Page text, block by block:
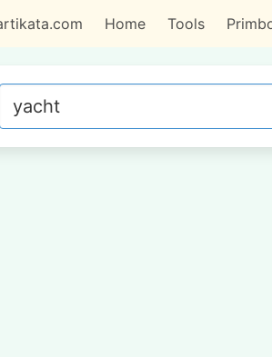
Home Tools